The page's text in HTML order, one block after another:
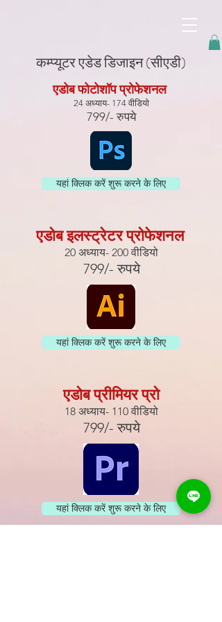
कम्प्यूटर एडेड डिजाइन (सीएडी)
एडोब फोटोशॉप प्रोफेशनल
24 अध्याय- 174 वीडियो
799/- रुपये
यहां क्लिक करें शुरू करने के लिए
एडोब इलस्ट्रेटर प्रोफेशनल
20 अध्याय- 200 वीडियो
799/- रुपये
यहां क्लिक करें शुरू करने के लिए
एडोब प्रीमियर प्रो
18 अध्याय- 110 वीडियो
799/- रुपये
यहां क्लिक करें शुरू करने के लिए